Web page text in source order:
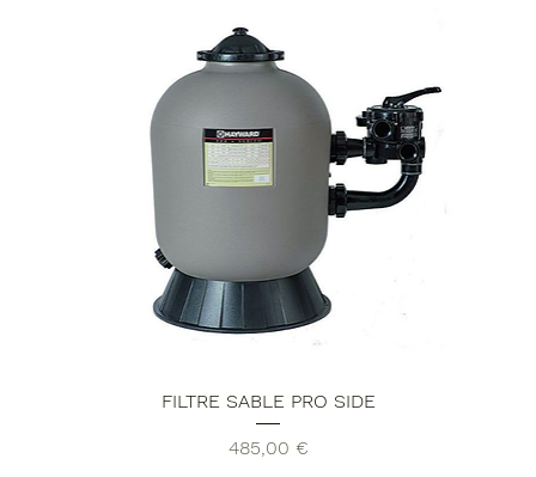
FILTRE SABLE PRO SIDE
Prix
485,00 €